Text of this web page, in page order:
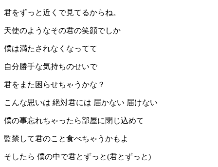
君をずっと近くで見てるからね。
天使のようなその君の笑顔でしか
僕は満たされなくなってて
自分勝手な気持ちのせいで
君をまた困らせちゃうかな？
こんな思いは 絶対君には 届かない 届けない
僕の事忘れちゃったら部屋に閉じ込めて
監禁して君のこと食べちゃうかもよ
そしたら 僕の中で君とずっと(君とずっと)